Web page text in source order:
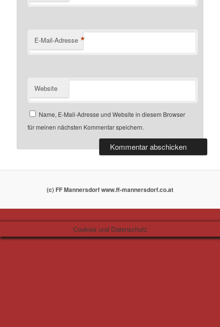
E-Mail-Adresse *
Website
Name, E-Mail-Adresse und Website in diesem Browser
für meinen nächsten Kommentar speichern.
(c) FF Mannersdorf www.ff-mannersdorf.co.at
Cookies und Datenschutz